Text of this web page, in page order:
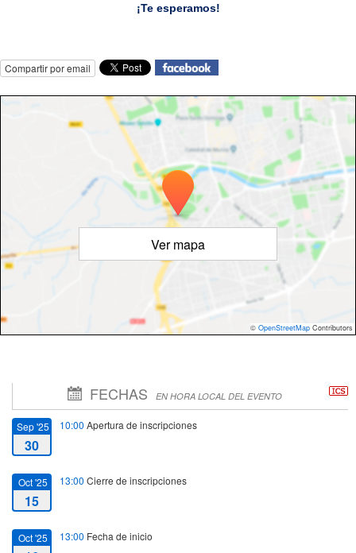
¡Te esperamos!
Compartir por email
Ver mapa
© OpenStreetMap Contributors
FECHAS EN HORA LOCAL DEL EVENTO
Sep '25
30
10:00 Apertura de inscripciones
Oct '25
15
13:00 Cierre de inscripciones
Oct '25 13:00 Fecha de inicio